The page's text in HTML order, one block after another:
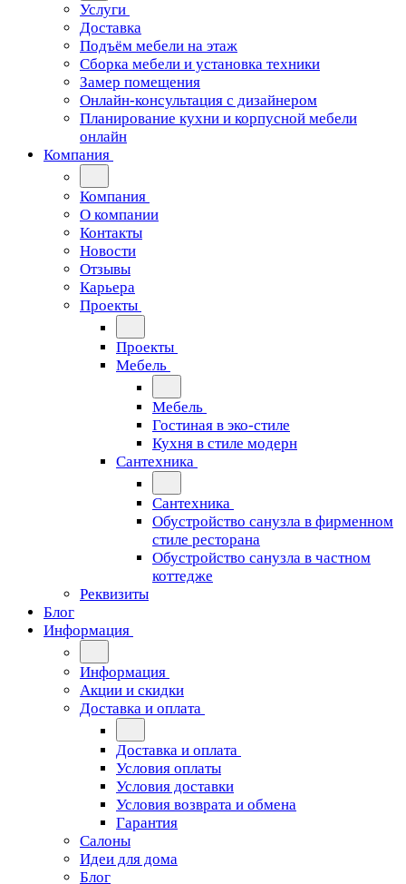
Услуги
Доставка
Подъём мебели на этаж
Сборка мебели и установка техники
Замер помещения
Онлайн-консультация с дизайнером
Планирование кухни и корпусной мебели
онлайн
Компания
Компания
О компании
Контакты
Новости
Отзывы
Карьера
Проекты
Проекты
Мебель
Мебель
Гостиная в эко-стиле
Кухня в стиле модерн
Сантехника
Сантехника
Обустройство санузла в фирменном
стиле ресторана
Обустройство санузла в частном
коттедже
Реквизиты
Блог
Информация
Информация
Акции и скидки
Доставка и оплата
Доставка и оплата
Условия оплаты
Условия доставки
Условия возврата и обмена
Гарантия
Салоны
Идеи для дома
Блог